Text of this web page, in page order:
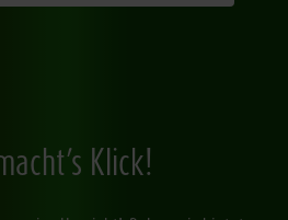
Klick!